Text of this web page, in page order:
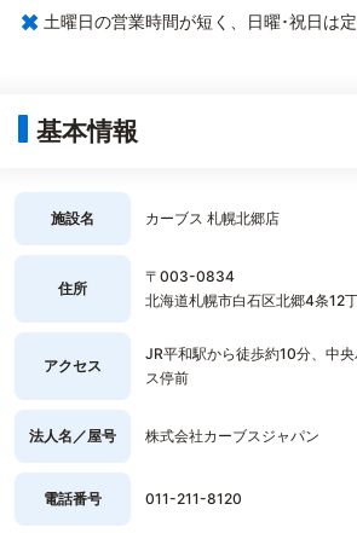
× 土曜日の営業時間が短く、日曜･祝日は
基本情報
施設名 カーブス 札幌北郷店
住所
〒003-0834
北海道札幌市白石区北郷4条12
アクセス
JR平和駅から徒歩約10分、中
ス停前
法人名／屋号 株式会社カーブスジャパン
電話番号 011-211-8120